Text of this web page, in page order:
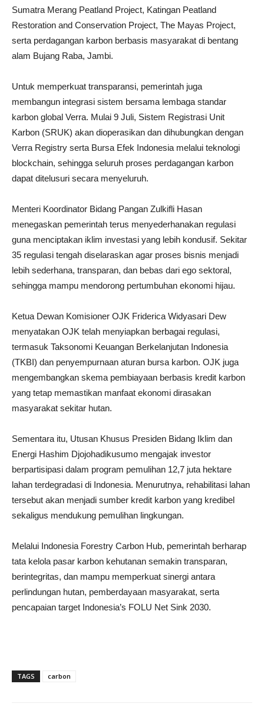
Sumatra Merang Peatland Project, Katingan Peatland
Restoration and Conservation Project, The Mayas Project,
serta perdagangan karbon berbasis masyarakat di bentang
alam Bujang Raba, Jambi.
Untuk memperkuat transparansi, pemerintah juga
membangun integrasi sistem bersama lembaga standar
karbon global Verra. Mulai 9 Juli, Sistem Registrasi Unit
Karbon (SRUK) akan dioperasikan dan dihubungkan dengan
Verra Registry serta Bursa Efek Indonesia melalui teknologi
blockchain, sehingga seluruh proses perdagangan karbon
dapat ditelusuri secara menyeluruh.
Menteri Koordinator Bidang Pangan Zulkifli Hasan
menegaskan pemerintah terus menyederhanakan regulasi
guna menciptakan iklim investasi yang lebih kondusif. Sekitar
35 regulasi tengah diselaraskan agar proses bisnis menjadi
lebih sederhana, transparan, dan bebas dari ego sektoral,
sehingga mampu mendorong pertumbuhan ekonomi hijau.
Ketua Dewan Komisioner OJK Friderica Widyasari Dew
menyatakan OJK telah menyiapkan berbagai regulasi,
termasuk Taksonomi Keuangan Berkelanjutan Indonesia
(TKBI) dan penyempurnaan aturan bursa karbon. OJK juga
mengembangkan skema pembiayaan berbasis kredit karbon
yang tetap memastikan manfaat ekonomi dirasakan
masyarakat sekitar hutan.
Sementara itu, Utusan Khusus Presiden Bidang Iklim dan
Energi Hashim Djojohadikusumo mengajak investor
berpartisipasi dalam program pemulihan 12,7 juta hektare
lahan terdegradasi di Indonesia. Menurutnya, rehabilitasi lahan
tersebut akan menjadi sumber kredit karbon yang kredibel
sekaligus mendukung pemulihan lingkungan.
Melalui Indonesia Forestry Carbon Hub, pemerintah berharap
tata kelola pasar karbon kehutanan semakin transparan,
berintegritas, dan mampu memperkuat sinergi antara
perlindungan hutan, pemberdayaan masyarakat, serta
pencapaian target Indonesia’s FOLU Net Sink 2030.
TAGS carbon